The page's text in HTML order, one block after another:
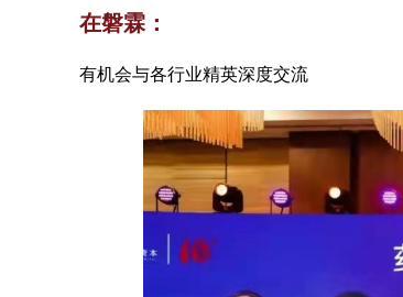
在磐霖：
有机会与各行业精英深度交流